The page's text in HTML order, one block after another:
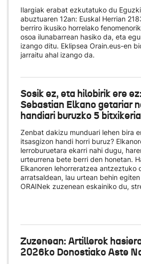
Ilargiak erabat ezkutatuko du
abuztuaren 12an: Euskal Herrian
berriro ikusiko horrelako
osoa ilunabarrean hasiko da, eta
izango ditu. Eklipsea Orain.eus-en
jarraitu ahal izango da.
Sosik ez, eta hilobirik ere
Sebastian Elkano getariar
handiari buruzko 5 bitxikeria
Zenbat dakizu munduari lehen bira
itsasgizon handi horri buruz?
lerroburuetara ekarri nahi dugu,
urteurrena bete berri den honetan.
Elkanoren lehorreratzea antzeztuko
arratsaldean, lau urtean behin
ORAINek zuzenean eskainiko du,
Zuzenean: Artillerok
2026ko Donostiako Aste